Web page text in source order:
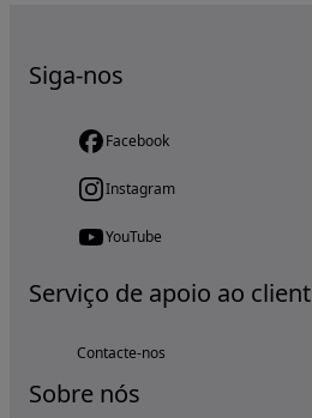
Siga-nos
Facebook
Instagram
YouTube
Serviço de apoio ao
Contacte-nos
Sobre nós